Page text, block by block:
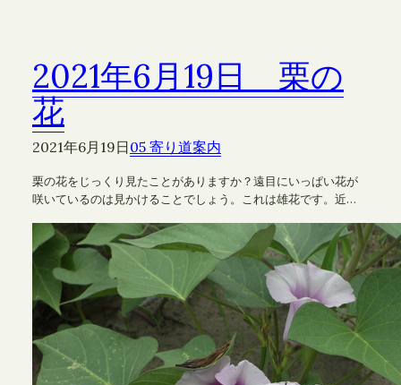
2021年6月19日 栗の
花
2021年6月19日05 寄り道案内
栗の花をじっくり見たことがありますか？遠目にいっぱい花が
咲いているのは見かけることでしょう。これは雄花です。近…